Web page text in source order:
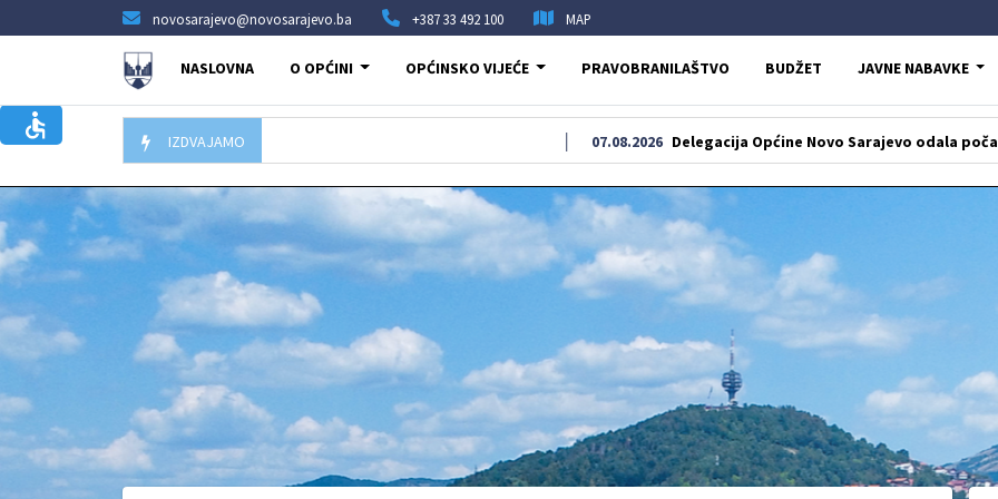
novosarajevo@novosarajevo.ba +387 33 492 100 MAP
NASLOVNA O OPĆINI OPĆINSKO VIJEĆE PRAVOBRANILAŠTVO BUDŽET JAVNE NABAVKE
IZDVAJAMO Delegacija Općine Novo Sarajevo odala počast